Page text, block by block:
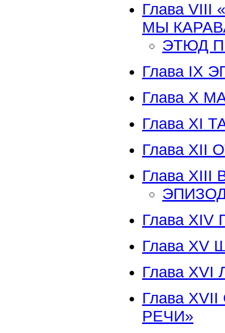
Глава
МЫ
ЭТЮД
Глава IX
Глава Х
Глава XI
Глава XII
Глава ХIII
Глава
Глава ХV
Глава
Глава
РЕЧИ»